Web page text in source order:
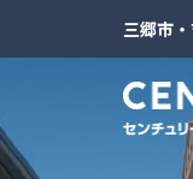
三郷市